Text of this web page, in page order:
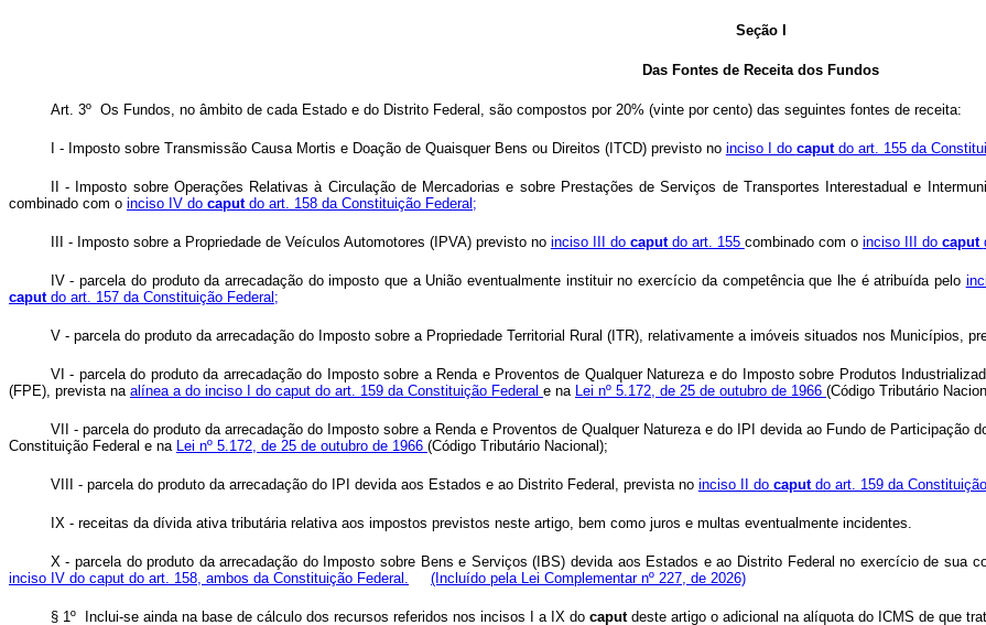
Seção I
Das Fontes de Receita dos Fundos
Art. 3º Os Fundos, no âmbito de cada Estado e do Distrito Federal, são compostos por 20% (vinte por cento) das seguintes fontes de receita:
I - Imposto sobre Transmissão Causa Mortis e Doação de Quaisquer Bens ou Direitos (ITCD) previsto no inciso I do caput do art. 155 da
II - Imposto sobre Operações Relativas à Circulação de Mercadorias e sobre Prestações de Serviços de Transportes Interestadual e
combinado com o inciso IV do caput do art. 158 da Constituição Federal;
III - Imposto sobre a Propriedade de Veículos Automotores (IPVA) previsto no inciso III do caput do art. 155 combinado com o inciso III do caput
IV - parcela do produto da arrecadação do imposto que a União eventualmente instituir no exercício da competência que lhe é atribuída pelo
caput do art. 157 da Constituição Federal;
V - parcela do produto da arrecadação do Imposto sobre a Propriedade Territorial Rural (ITR), relativamente a imóveis situados nos Municípios,
VI - parcela do produto da arrecadação do Imposto sobre a Renda e Proventos de Qualquer Natureza e do Imposto sobre Produtos
(FPE), prevista na alínea a do inciso I do caput do art. 159 da Constituição Federal e na Lei nº 5.172, de 25 de outubro de 1966 (Código Tributário
VII - parcela do produto da arrecadação do Imposto sobre a Renda e Proventos de Qualquer Natureza e do IPI devida ao Fundo de
Constituição Federal e na Lei nº 5.172, de 25 de outubro de 1966 (Código Tributário Nacional);
VIII - parcela do produto da arrecadação do IPI devida aos Estados e ao Distrito Federal, prevista no inciso II do caput do art. 159 da
IX - receitas da dívida ativa tributária relativa aos impostos previstos neste artigo, bem como juros e multas eventualmente incidentes.
X - parcela do produto da arrecadação do Imposto sobre Bens e Serviços (IBS) devida aos Estados e ao Distrito Federal no exercício de sua
inciso IV do caput do art. 158, ambos da Constituição Federal.
(Incluído pela Lei Complementar nº 227, de 2026)
§ 1º Inclui-se ainda na base de cálculo dos recursos referidos nos incisos I a IX do caput deste artigo o adicional na alíquota do ICMS de que